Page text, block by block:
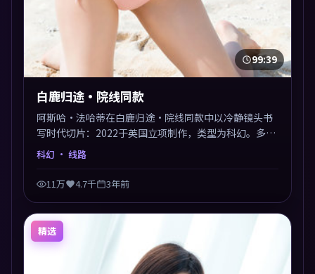
99:39
白鹿归途·院线同款
阿斯哈·法哈蒂在白鹿归途·院线同款中以冷静镜头书
写时代切片：2022于英国立项制作，类型为科幻。多线
叙事交汇于终局，真相与救赎并行，适合喜欢细读表演
镜像。
科幻 · 线路
11万 4.7千 3年前
精选